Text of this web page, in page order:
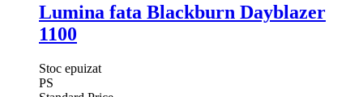
Lumina fata Blackburn Dayblazer
1100
Stoc epuizat
PS